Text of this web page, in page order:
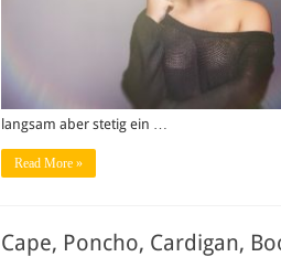
sich
langsam aber stetig ein …
Read More »
Cape, Poncho, Cardigan,